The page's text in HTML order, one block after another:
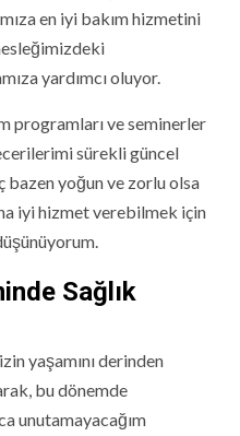
en iyi bakım hizmetini
yardımcı oluyor.
programları ve seminerler
sürekli güncel
bazen yoğun ve zorlu olsa
iyi hizmet verebilmek için
Sağlık
yaşamını derinden
bu dönemde
unutamayacağım